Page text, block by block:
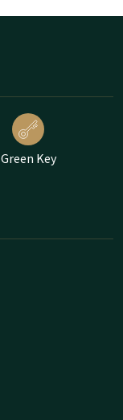
Green Key